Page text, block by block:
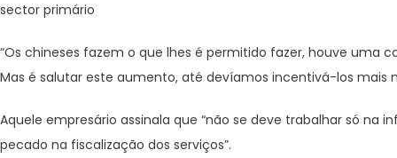
sector primário
“Os chineses fazem o que lhes é permitido fazer, houve uma
Mas é salutar este aumento, até devíamos incentivá-los mais
Aquele empresário assinala que “não se deve trabalhar só
pecado na fiscalização dos serviços”.